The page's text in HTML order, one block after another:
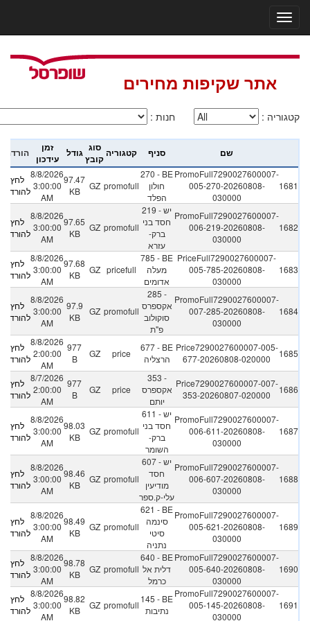
אתר שקיפות מחירים
: חנות : קטגוריה
הורדה
זמן
עידכון
גודל סוג
קובץקטגוריה סניף שם
לחץ
להורדה
8/8/2026
3:00:00
AM
97.47
KB
GZ promofull
270 - BE
חולון
הפלד
PromoFull7290027600007-
005-270-20260808-
030000
1681
לחץ
להורדה
8/8/2026
3:00:00
AM
97.65
KB
GZ promofull
219 - יש
חסד בני
ברק-
עזרא
PromoFull7290027600007-
006-219-20260808-
030000
1682
לחץ
להורדה
8/8/2026
3:00:00
AM
97.68
KB
GZ pricefull
785 - BE
מעלה
אדומים
PriceFull7290027600007-
005-785-20260808-
030000
1683
לחץ
להורדה
8/8/2026
3:00:00
AM
97.9
KB
GZ promofull
285 -
אקספרס
סוקולוב
פ"ת
PromoFull7290027600007-
007-285-20260808-
030000
1684
לחץ
להורדה
8/8/2026
2:00:00
AM
977
B
GZ price
677 - BE
הרצליה
Price7290027600007-005-
677-20260808-020000
1685
לחץ
להורדה
8/7/2026
2:00:00
AM
977
B
GZ price
353 -
אקספרס
יותם
Price7290027600007-007-
353-20260807-020000
1686
לחץ
להורדה
8/8/2026
3:00:00
AM
98.03
KB
GZ promofull
611 - יש
חסד בני
ברק-
השומר
PromoFull7290027600007-
006-611-20260808-
030000
1687
לחץ
להורדה
8/8/2026
3:00:00
AM
98.46
KB
GZ promofull
607 - יש
חסד
מודיעין
עלי-ק.ספר
PromoFull7290027600007-
006-607-20260808-
030000
1688
לחץ
להורדה
8/8/2026
3:00:00
AM
98.49
KB
GZ promofull
621 - BE
סינמה
סיטי
נתניה
PromoFull7290027600007-
005-621-20260808-
030000
1689
לחץ
להורדה
8/8/2026
3:00:00
AM
98.78
KB
GZ promofull
640 - BE
דלית אל
כרמל
PromoFull7290027600007-
005-640-20260808-
030000
1690
לחץ
להורדה
8/8/2026
3:00:00
AM
98.82
KB
GZ promofull
145 - BE
נתיבות
PromoFull7290027600007-
005-145-20260808-
030000
1691